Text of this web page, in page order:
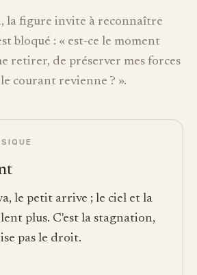
la figure invite à reconnaître
bloqué : « est-ce le moment
retirer, de préserver mes forces
courant revienne ? ».
le petit arrive ; le ciel et la
plus. C'est la stagnation,
pas le droit.